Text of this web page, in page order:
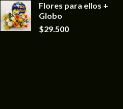
Flores para ellos +
Globo
$29.500